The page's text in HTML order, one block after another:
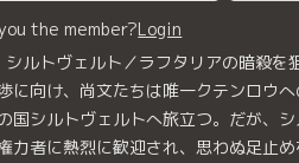
the member?Login
ルトヴェルト／ラフタリアの暗殺を
に向け、尚文たちは唯一クテンロウ
国シルトヴェルトへ旅立つ。だが、
力者に熱烈に歓迎され、思わぬ足止